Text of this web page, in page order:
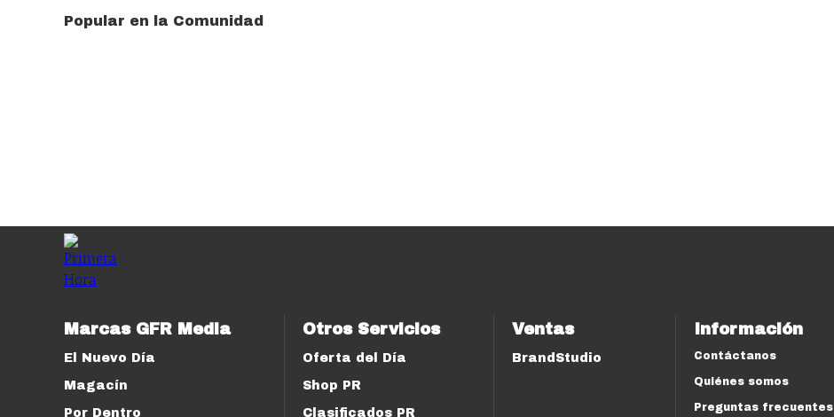
Popular en la Comunidad
Marcas GFR Media
El Nuevo Día
Magacín
Por Dentro
Otros Servicios
Oferta del Día
Shop PR
Clasificados PR
Ventas
BrandStudio
Información
Contáctanos
Quiénes somos
Preguntas frecuentes